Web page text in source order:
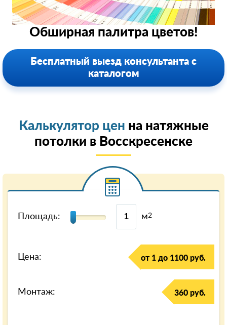
Обширная палитра цветов!
Бесплатный выезд консультанта с
каталогом
Калькулятор цен на натяжные
потолки в Восскресенске
Площадь: м2
Цена: от 1 до 1100 руб.
Монтаж: 360 руб.